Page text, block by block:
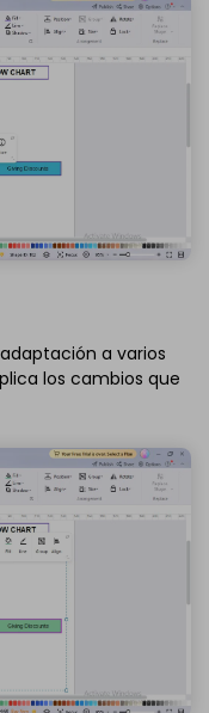
a varios
los cambios que